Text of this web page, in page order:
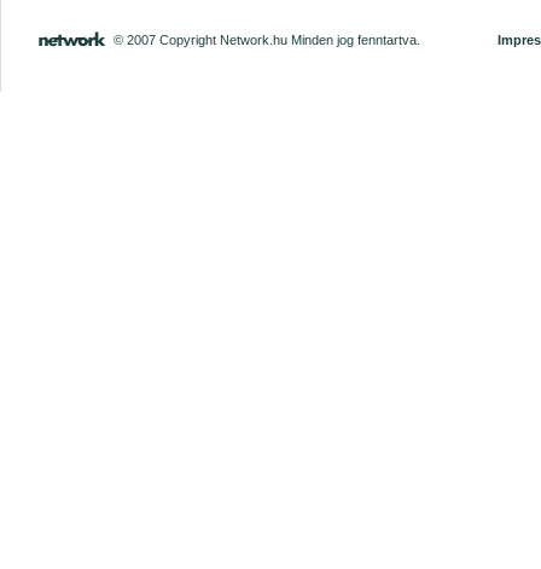
© 2007 Copyright Network.hu Minden jog fenntartva.